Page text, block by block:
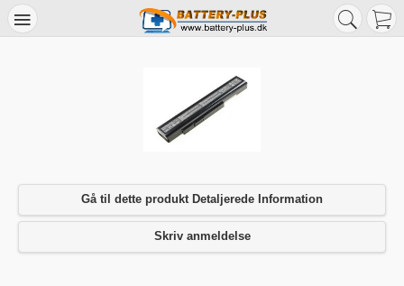
Gå til dette produkt Detaljerede Information
Skriv anmeldelse